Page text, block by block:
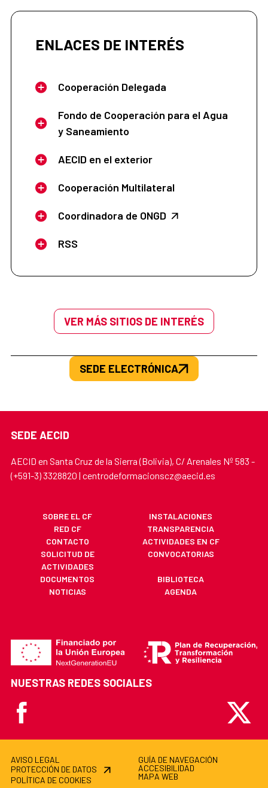
ENLACES DE INTERÉS
Cooperación Delegada
Fondo de Cooperación para el Agua
y Saneamiento
AECID en el exterior
Cooperación Multilateral
Coordinadora de ONGD
RSS
VER MÁS SITIOS DE INTERÉS
SEDE ELECTRÓNICA
SEDE AECID
AECID en Santa Cruz de la Sierra (Bolivia), C/ Arenales Nº 583 -
(+591-3) 3328820 | centrodeformacionscz@aecid.es
SOBRE EL CF
INSTALACIONES
RED CF
TRANSPARENCIA
CONTACTO
ACTIVIDADES EN CF
SOLICITUD DE
ACTIVIDADES
CONVOCATORIAS
DOCUMENTOS
BIBLIOTECA
NOTICIAS
AGENDA
NUESTRAS REDES SOCIALES
Facebook
X
AVISO LEGAL
PROTECCIÓN DE DATOS
POLÍTICA DE COOKIES
GUÍA DE NAVEGACIÓN
ACCESIBILIDAD
MAPA WEB